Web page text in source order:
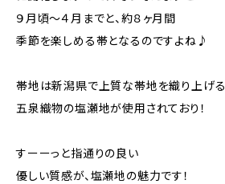
９月頃～４月までと、約８ヶ月間
季節を楽しめる帯となるのですよね♪
帯地は新潟県で上質な帯地を織り上げる
五泉織物の塩瀬地が使用されており！
すーーっと指通りの良い
優しい質感が、塩瀬地の魅力です！